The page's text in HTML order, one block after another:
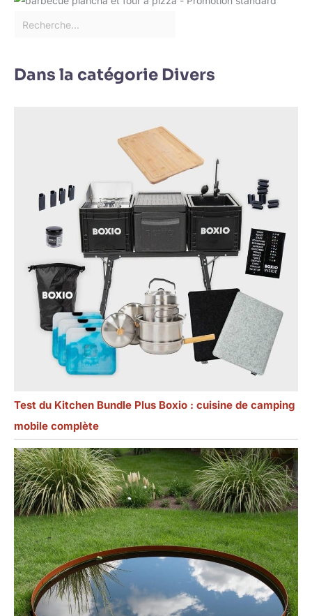
machine, mettez-la
dans un sac à linge
blanchiment
【Applications
larges】: Ces
serviettes de table
sont belles et
pratiques, elles
peuvent non
seulement être
utilisées comme
décoration de table
pour les mariages,
les anniversaires,
les fêtes, les
restaurants et
d'autres occasions,
mais aussi comme
ou pour les
un look
multicouche
Dans la catégorie Divers
Test du Kitchen Bundle Plus Boxio : cuisine de camping
mobile complète